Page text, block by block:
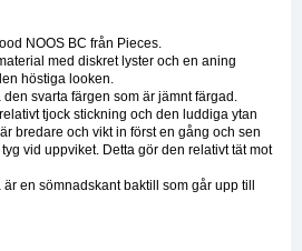
NOOS BC från Pieces.
med diskret lyster och en aning
höstiga looken.
svarta färgen som är jämnt färgad.
tjock stickning och den luddiga ytan
bredare och vikt in först en gång och sen
vid uppviket. Detta gör den relativt tät mot
en sömnadskant baktill som går upp till